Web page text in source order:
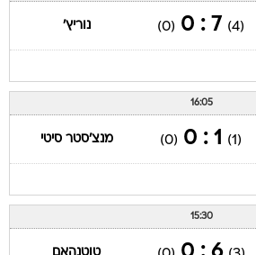
(4)
7 : 0
(0) נוריץ'
16:05
(1)
1 : 0
(0) מנצ'סטר סיטי
15:30
טוטנהאם